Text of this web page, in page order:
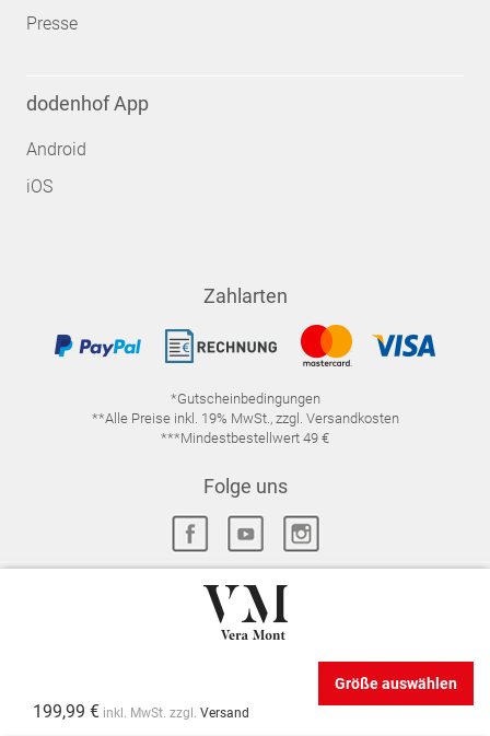
199,99 € inkl. MwSt. zzgl. Versand
Größe auswählen
Presse
dodenhof App
Android
iOS
Zahlarten
*Gutscheinbedingungen
**Alle Preise inkl. 19% MwSt., zzgl. Versandkosten
***Mindestbestellwert 49 €
Folge uns
DATENSCHUTZ
WIDERRUFSRECHT
VERTRAG WIDERRUFEN
AGB